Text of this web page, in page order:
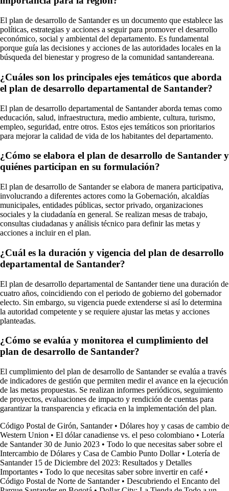
El plan de desarrollo de Santander es un documento que establece las
políticas, estrategias y acciones a seguir para promover el desarrollo
económico, social y ambiental del departamento. Es fundamental
porque guía las decisiones y acciones de las autoridades locales en la
búsqueda del bienestar y progreso de la comunidad santandereana.
¿Cuáles son los principales ejes temáticos que aborda
el plan de desarrollo departamental de Santander?
El plan de desarrollo departamental de Santander aborda temas como
educación, salud, infraestructura, medio ambiente, cultura, turismo,
empleo, seguridad, entre otros. Estos ejes temáticos son prioritarios
para mejorar la calidad de vida de los habitantes del departamento.
¿Cómo se elabora el plan de desarrollo de Santander y
quiénes participan en su formulación?
El plan de desarrollo de Santander se elabora de manera participativa,
involucrando a diferentes actores como la Gobernación, alcaldías
municipales, entidades públicas, sector privado, organizaciones
sociales y la ciudadanía en general. Se realizan mesas de trabajo,
consultas ciudadanas y análisis técnico para definir las metas y
acciones a incluir en el plan.
¿Cuál es la duración y vigencia del plan de desarrollo
departamental de Santander?
El plan de desarrollo departamental de Santander tiene una duración de
cuatro años, coincidiendo con el periodo de gobierno del gobernador
electo. Sin embargo, su vigencia puede extenderse si así lo determina
la autoridad competente y se requiere ajustar las metas y acciones
planteadas.
¿Cómo se evalúa y monitorea el cumplimiento del
plan de desarrollo de Santander?
El cumplimiento del plan de desarrollo de Santander se evalúa a través
de indicadores de gestión que permiten medir el avance en la ejecución
de las metas propuestas. Se realizan informes periódicos, seguimiento
de proyectos, evaluaciones de impacto y rendición de cuentas para
garantizar la transparencia y eficacia en la implementación del plan.
Código Postal de Girón, Santander• Dólares hoy y casas de cambio de
Western Union • El dólar canadiense vs. el peso colombiano • Lotería
de Santander 30 de Junio 2023 • Todo lo que necesitas saber sobre el
Intercambio de Dólares y Casa de Cambio Punto Dollar• Lotería de
Santander 15 de Diciembre del 2023: Resultados y Detalles
Importantes • Todo lo que necesitas saber sobre invertir en café •
Código Postal de Norte de Santander• Descubriendo el Encanto del